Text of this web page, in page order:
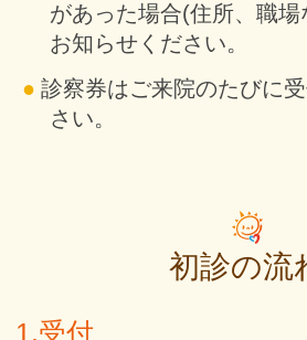
があった場合(住所、職
お知らせください。
診察券はご来院のたびに
さい。
初診の流
1.受付